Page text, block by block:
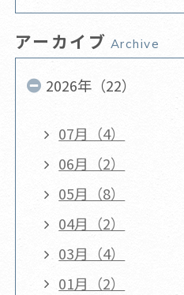
アーカイブ Archive
2026年（22）
07月（4）
06月（2）
05月（8）
04月（2）
03月（4）
01月（2）